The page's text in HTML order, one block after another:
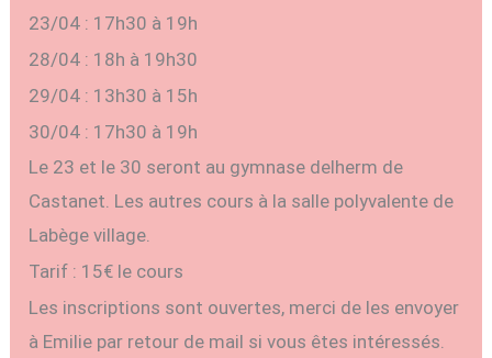
23/04 : 17h30 à 19h
28/04 : 18h à 19h30
29/04 : 13h30 à 15h
30/04 : 17h30 à 19h
Le 23 et le 30 seront au gymnase delherm de
Castanet. Les autres cours à la salle polyvalente de
Labège village.
Tarif : 15€ le cours
Les inscriptions sont ouvertes, merci de les envoyer
à Emilie par retour de mail si vous êtes intéressés.